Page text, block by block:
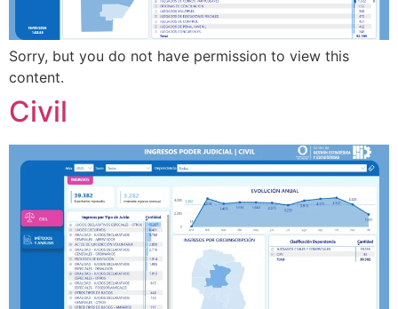
Sorry, but you do not have permission to view this
content.
Civil